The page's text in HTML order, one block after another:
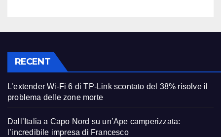
RECENT
L’extender Wi-Fi 6 di TP-Link scontato del 38% risolve il
problema delle zone morte
Dall’Italia a Capo Nord su un’Ape camperizzata:
l’incredibile impresa di Francesco